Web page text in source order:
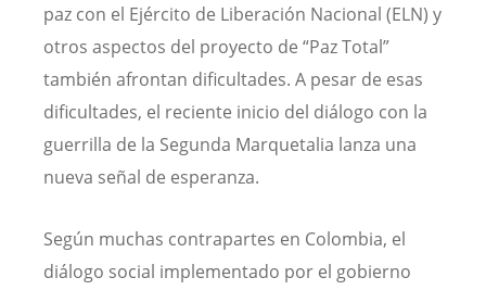
paz con el Ejército de Liberación Nacional (ELN) y
otros aspectos del proyecto de “Paz Total”
también afrontan dificultades. A pesar de esas
dificultades, el reciente inicio del diálogo con la
guerrilla de la Segunda Marquetalia lanza una
nueva señal de esperanza.
Según muchas contrapartes en Colombia, el
diálogo social implementado por el gobierno